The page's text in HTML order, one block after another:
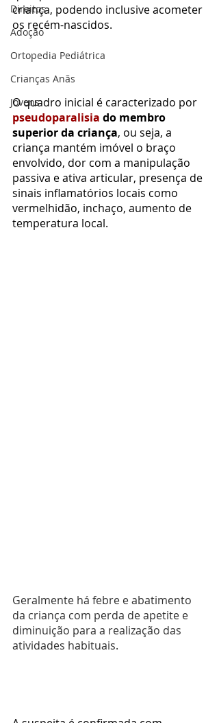
Direitos
Adoção
Ortopedia Pediátrica
Crianças Anãs
Jovens
criança, podendo inclusive acometer
os recém-nascidos.
O quadro inicial é caracterizado por
pseudoparalisia do membro
superior da criança, ou seja, a
criança mantém imóvel o braço
envolvido, dor com a manipulação
passiva e ativa articular, presença de
sinais inflamatórios locais como
vermelhidão, inchaço, aumento de
temperatura local.
Geralmente há febre e abatimento
da criança com perda de apetite e
diminuição para a realização das
atividades habituais.